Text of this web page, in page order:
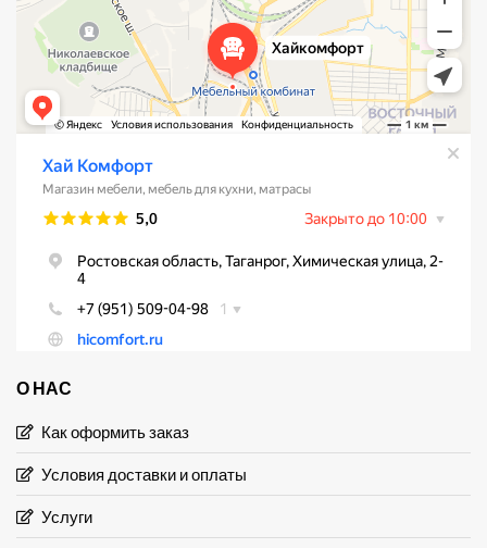
О НАС
Как оформить заказ
Условия доставки и оплаты
Услуги